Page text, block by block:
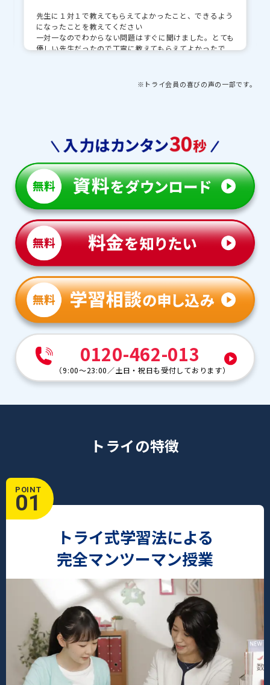
樟蔭中学校 浪速中学校
四條畷学園中学校 プール学院中学校
先生に１対１で教えてもらえてよかったこと、できるよう
になったことを教えてください
一対一なのでわからない問題はすぐに聞けました。とても
優しい先生だったので丁寧に教えてもらえてよかったで
先生・教育プランナーとの思い出や印象的な出来事を教
校を決める時も親身になって相談に乗ってくれたりしてと
ても嬉しかったです。
トライを利用してよかったことやお子さまの成長した点
があれば教えてください
自分で勉強することは難しかったと思いますが、トライ
を受講することによって勉強に自ら向かうことができるよ
うになりました。先生はとても優しくて、子どもとは気が
合っていたので受験に向かう際も本当に助けていただき感
謝しかありません。
※トライ会員の喜びの声の一部です。
0120-462-013
（9:00～23:00 ／土日・祝日も受付しております）
トライの特徴
POINT
01
トライ式学習法による
完全マンツーマン授業